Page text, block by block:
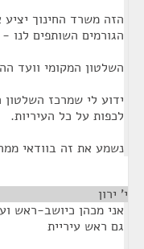
הזה משרד החינוך
הגורמים השותפים לנו
השלטון המקומי וועד
ידוע לי שמרכז השלטון
לכפות על כל העיריות.
נשמע את זה בוודאי
י' ירון
אני מכהן כיושב-ראש
גם ראש עיריית